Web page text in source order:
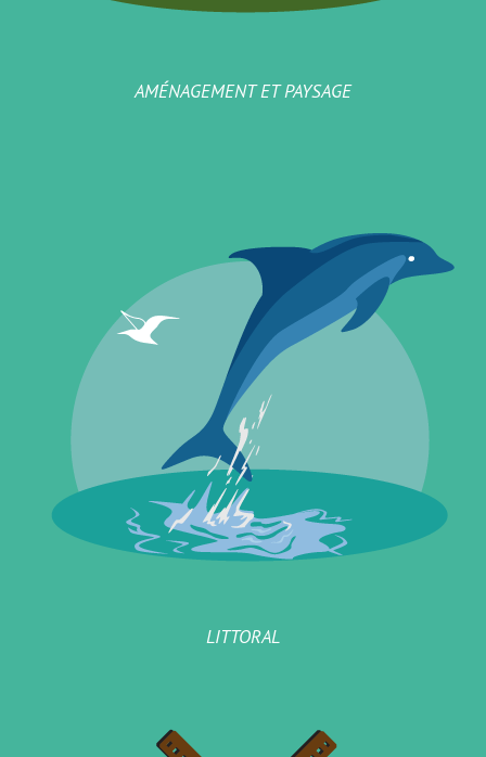
AMÉNAGEMENT ET PAYSAGE
LITTORAL